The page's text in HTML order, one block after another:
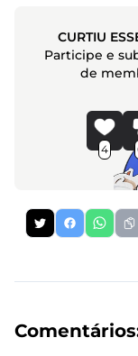
CURTIU
Participe e
de
4